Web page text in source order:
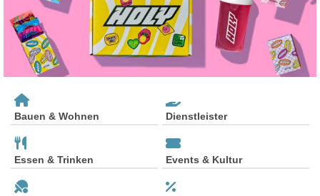
Bauen & Wohnen Dienstleister
Essen & Trinken Events & Kultur